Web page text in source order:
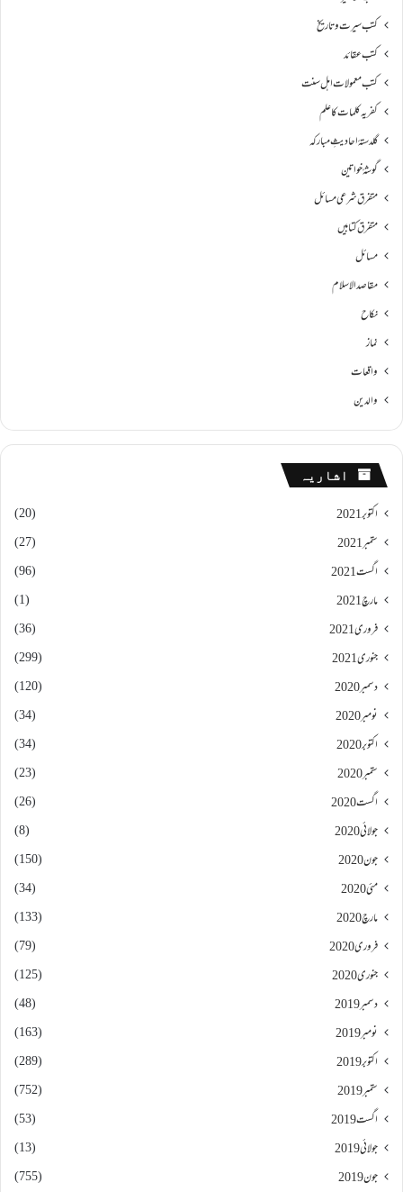
کتب سیرت و تاریخ
کتب عقائد
کتب معمولات اہل سنت
کفریہ کلمات کا علم
گلدستۂ احادیثِ مبارکہ
گوشۂ خواتین
متفرق شرعی مسائل
متفرق کتابیں
مسائل
مقاصد الاسلام
نکاح
نماز
واقعات
والدین
اشاریہ
اکتوبر 2021
(20)
ستمبر 2021
(27)
اگست 2021
(96)
مارچ 2021
(1)
فروری 2021
(36)
جنوری 2021
(299)
دسمبر 2020
(120)
نومبر 2020
(34)
اکتوبر 2020
(34)
ستمبر 2020
(23)
اگست 2020
(26)
جولائی 2020
(8)
جون 2020
(150)
مئی 2020
(34)
مارچ 2020
(133)
فروری 2020
(79)
جنوری 2020
(125)
دسمبر 2019
(48)
نومبر 2019
(163)
اکتوبر 2019
(289)
ستمبر 2019
(752)
اگست 2019
(53)
جولائی 2019
(13)
جون 2019
(755)